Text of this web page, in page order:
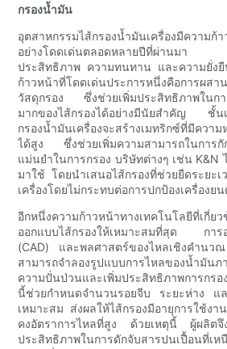
กรองน้ำมัน
อุตสาหกรรมไส้กรองน้ำมันเครื่องมีความก้
อย่างโดดเด่นตลอดหลายปีที่ผ่านม
ประสิทธิภาพ ความทนทาน และความยั่ง
ก้าวหน้าที่โดดเด่นประการหนึ่งคือการผสา
วัสดุกรอง ซึ่งช่วยเพิ่มประสิทธิภาพในกา
มากของไส้กรองได้อย่างมีนัยสำคัญ ชั้นเ
กรองน้ำมันเครื่องจะสร้างเมทริกซ์ที่มีควา
ได้สูง ซึ่งช่วยเพิ่มความสามารถในการกั
แม่นยำในการกรอง บริษัทต่างๆ เช่น K&N
มาใช้ โดยนำเสนอไส้กรองที่ช่วยยืดระยะเ
เครื่องโดยไม่กระทบต่อการปกป้องเครื่องยน
อีกหนึ่งความก้าวหน้าทางเทคโนโลยีที่เกี่ย
ออกแบบไส้กรองให้เหมาะสมที่สุด การอ
(CAD) และพลศาสตร์ของไหลเชิงคำนว
สามารถจำลองรูปแบบการไหลของน้ำมั
ความปั่นป่วนและเพิ่มประสิทธิภาพการกร
นี้ช่วยกำหนดจำนวนรอยจีบ ระยะห่าง แ
เหมาะสม ส่งผลให้ไส้กรองมีอายุการใช้ง
คงอัตราการไหลที่สูง ด้วยเหตุนี้ ผู้ผลิตจึ
ประสิทธิภาพในการดักจับสารปนเปื้อนที่เห